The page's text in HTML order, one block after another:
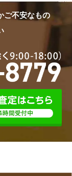
ご不安なもの